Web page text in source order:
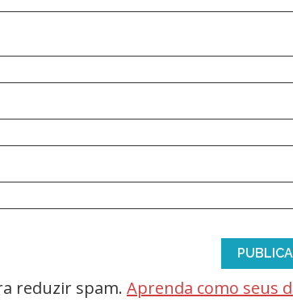
reduzir spam. Aprenda como seus